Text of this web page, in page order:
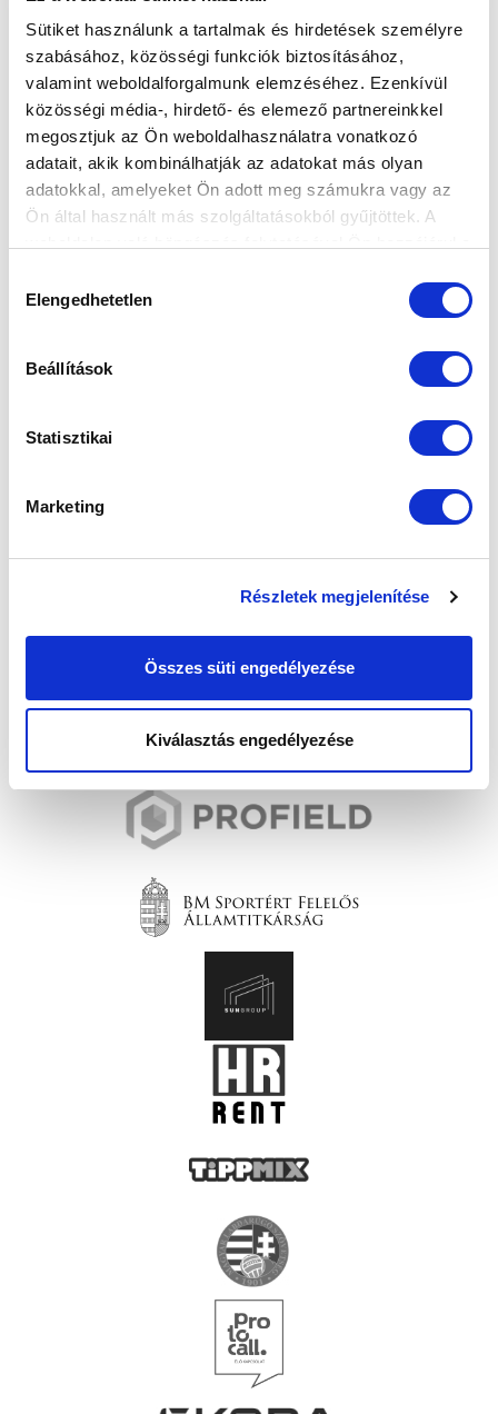
Sütiket használunk a tartalmak és hirdetések személyre
szabásához, közösségi funkciók biztosításához,
valamint weboldalforgalmunk elemzéséhez. Ezenkívül
közösségi média-, hirdető- és elemező partnereinkkel
megosztjuk az Ön weboldalhasználatra vonatkozó
adatait, akik kombinálhatják az adatokat más olyan
adatokkal, amelyeket Ön adott meg számukra vagy az
Ön által használt más szolgáltatásokból gyűjtöttek. A
kiválasztása
Elengedhetetlen
Beállítások
Statisztikai
Marketing
Részletek megjelenítése
Összes süti engedélyezése
Kiválasztás engedélyezése
Ne maradjon le egy eseményről sem! Iratkozzon fel ingyenes
hírlevelünkre:
Elfogadom azAdatvédelmi tájékoztatót!